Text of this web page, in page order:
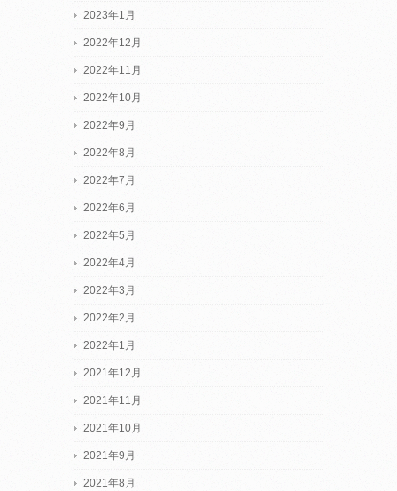
2023年1月
2022年12月
2022年11月
2022年10月
2022年9月
2022年8月
2022年7月
2022年6月
2022年5月
2022年4月
2022年3月
2022年2月
2022年1月
2021年12月
2021年11月
2021年10月
2021年9月
2021年8月